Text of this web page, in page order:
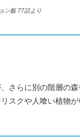
ン飯 77話より
さらに別の階層の
スクや人喰い植物